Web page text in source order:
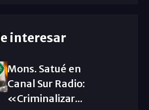
interesar
Mons. Satué en
Canal Sur Radio:
«Criminalizar...